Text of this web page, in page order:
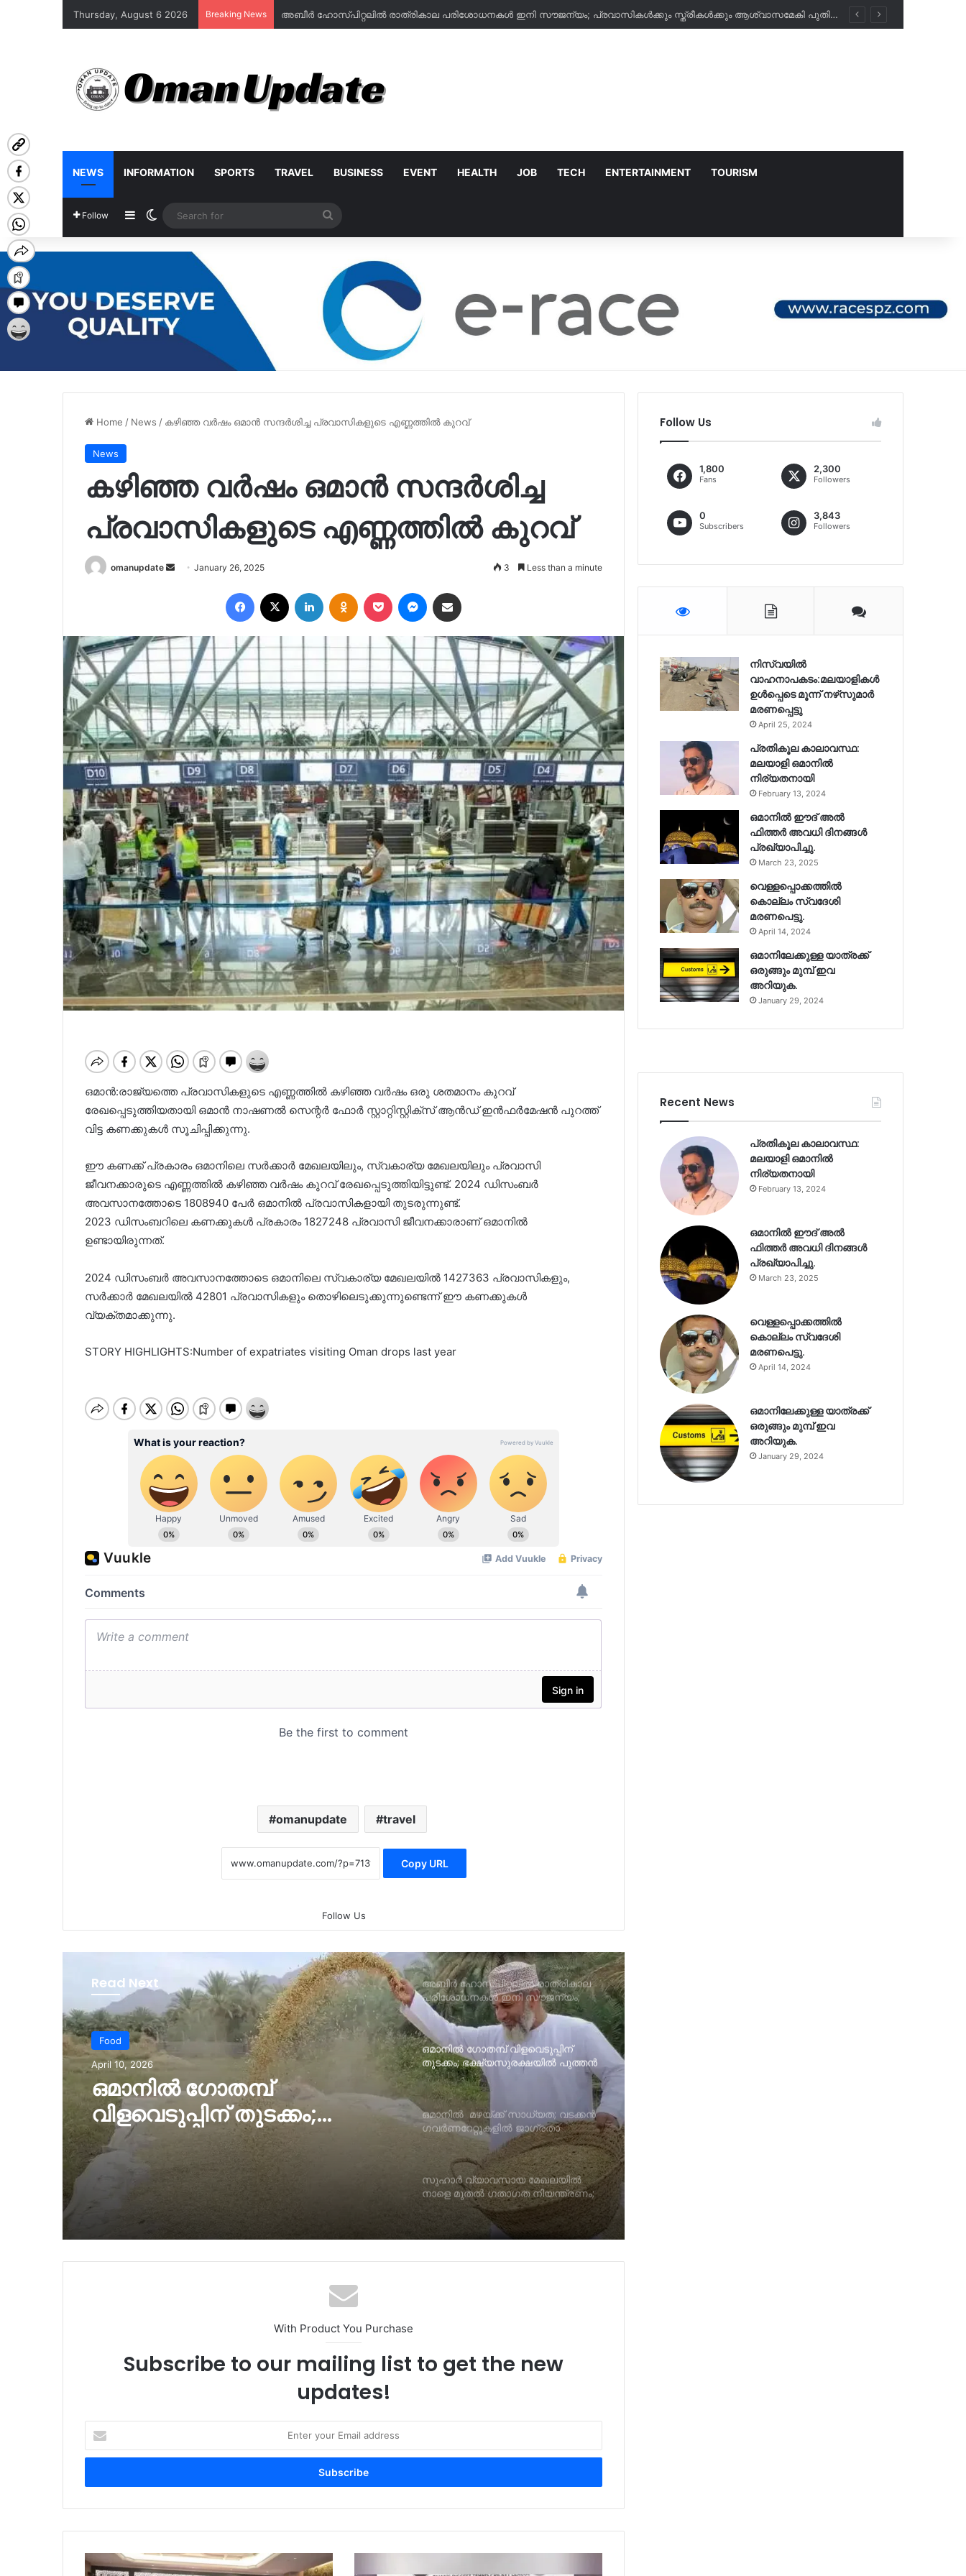
Thursday, August 6 2026 Breaking News അബീർ ഹോസ്പിറ്റലിൽ രാത്രികാല പരിശോധനകൾ ഇനി സൗജന്യം; പ്രവാസികൾക്കും സ്ത്രീകൾക്കും ആശ്വാസമേകി പുതിയ പദ്ധതി!
NEWS INFORMATION SPORTS TRAVEL BUSINESS EVENT HEALTH JOB TECH ENTERTAINMENT TOURISM
Follow SidebarSwitch skin
for
Home / News / കഴിഞ്ഞ വര്‍ഷം ഒമാൻ സന്ദര്‍ശിച്ച പ്രവാസികളുടെ എണ്ണത്തില്‍ കുറവ്
News
കഴിഞ്ഞ വര്‍ഷം ഒമാൻ സന്ദര്‍ശിച്ച
പ്രവാസികളുടെ എണ്ണത്തില്‍ കുറവ്
omanupdate
Send January 26, 2025 3 Less than a minute
Facebook LinkedIn Odnoklassniki
Pocket Messenger
ഒമാൻ:രാജ്യത്തെ പ്രവാസികളുടെ എണ്ണത്തില്‍ കഴിഞ്ഞ വർഷം ഒരു ശതമാനം കുറവ്
രേഖപ്പെടുത്തിയതായി ഒമാൻ നാഷണല്‍ സെന്റർ ഫോർ സ്റ്റാറ്റിസ്റ്റിക്സ് ആൻഡ് ഇൻഫർമേഷൻ പുറത്ത്
വിട്ട കണക്കുകള്‍ സൂചിപ്പിക്കുന്നു.
ഈ കണക്ക് പ്രകാരം ഒമാനിലെ സർക്കാർ മേഖലയിലും, സ്വകാര്യ മേഖലയിലും പ്രവാസി
ജീവനക്കാരുടെ എണ്ണത്തില്‍ കഴിഞ്ഞ വർഷം കുറവ് രേഖപ്പെടുത്തിയിട്ടുണ്ട്. 2024 ഡിസംബർ
അവസാനത്തോടെ 1808940 പേർ ഒമാനില്‍ പ്രവാസികളായി തുടരുന്നുണ്ട്.
2023 ഡിസംബറിലെ കണക്കുകള്‍ പ്രകാരം 1827248 പ്രവാസി ജീവനക്കാരാണ് ഒമാനില്‍
ഉണ്ടായിരുന്നത്.
2024 ഡിസംബർ അവസാനത്തോടെ ഒമാനിലെ സ്വകാര്യ മേഖലയില്‍ 1427363 പ്രവാസികളും,
സർക്കാർ മേഖലയില്‍ 42801 പ്രവാസികളും തൊഴിലെടുക്കുന്നുണ്ടെന്ന് ഈ കണക്കുകള്‍
വ്യക്തമാക്കുന്നു.
STORY HIGHLIGHTS:Number of expatriates visiting Oman drops last year
omanupdate travel
Copy URL
Follow Us
Read Next
Food
April 10, 2026
ഒമാനില്‍ ഗോതമ്പ്
വിളവെടുപ്പിന് തുടക്കം;
ഭക്ഷ്യസുരക്ഷയില്‍ പുത്തൻ
പ്രതീക്ഷയുമായി മുദൈബി
നേരെയുണ്ടായ ആക്രമണം; ഒമാന്‍
ഒരു സ്വകാര്യ കമ്ബനിയുടെ
തൊഴിലാളി ക്യാമ്ബിലുണ്ടായ
സംഘർഷത്തില്‍ നിരവധി പ്രവാസി
പരിശോധിക്കാന്‍ ദേശീയ തലത്തില്‍
അബീർ ഹോസ്പിറ്റലിൽ രാത്രികാല
പരിശോധനകൾ ഇനി സൗജന്യം;
പ്രവാസികൾക്കും സ്ത്രീകൾക്കും
ആശ്വാസമേകി പുതിയ പദ്ധതി!
ഒമാനില്‍ ഗോതമ്പ് വിളവെടുപ്പിന്
തുടക്കം; ഭക്ഷ്യസുരക്ഷയില്‍ പുത്തൻ
പ്രതീക്ഷയുമായി മുദൈബി
ഒമാനില്‍ മഴയ്ക്ക് സാധ്യത; വടക്കൻ
ഗവര്‍ണറേറ്റുകളില്‍ ജാഗ്രതാ
നിര്‍ദ്ദേശം
സുഹാര്‍ വ്യാവസായ മേഖലയില്‍
നാളെ മുതല്‍ ഗതാഗത നിയന്ത്രണം;
റോഡ് അറ്റകുറ്റപ്പണി ഏപ്രില്‍ 27
വരെ
ഏറ്റെടുത്തത് വ്യോമയാന
ഒടിപി പങ്കിടരുത്, ലിങ്കുകളില്‍ ക്ലിക്ക്
ഒമാൻ പൊലീസ്
യുഎഇയില്‍ അനുഭവപ്പെട്ടു, 2.9
ഒരു സ്വകാര്യ കമ്ബനിയുടെ
സംഘർഷത്തില്‍ നിരവധി പ്രവാസി
വായു ഗുണനിലവാരം
With Product You Purchase
Subscribe to our mailing list to get the new
updates!
your
Email
Follow Us
1,800
Fans
2,300
Followers
0
Subscribers
3,843
Followers
നിസ്‌വയിൽ
വാഹനാപകടം:മലയാളികള്‍
ഉള്‍പ്പെടെ മൂന്ന് നഴ്‌സുമാര്‍
മരണപ്പെട്ടു
April 25, 2024
പ്രതികൂല കാലാവസ്ഥ:
മലയാളി ഒമാനിൽ
നിര്യതനായി
February 13, 2024
ഒമാനിൽ ഈദ് അൽ
ഫിത്തർ അവധി ദിനങ്ങൾ
പ്രഖ്യാപിച്ചു.
March 23, 2025
വെള്ളപ്പൊക്കത്തിൽ
കൊല്ലം സ്വദേശി
മരണപെട്ടു.
April 14, 2024
ഒമാനിലേക്കുള്ള യാത്രക്ക്
ഒരുങ്ങും മുമ്പ് ഇവ
അറിയുക.
January 29, 2024
Recent News
പ്രതികൂല കാലാവസ്ഥ:
മലയാളി ഒമാനിൽ
നിര്യതനായി
February 13, 2024
ഒമാനിൽ ഈദ് അൽ
ഫിത്തർ അവധി ദിനങ്ങൾ
പ്രഖ്യാപിച്ചു.
March 23, 2025
വെള്ളപ്പൊക്കത്തിൽ
കൊല്ലം സ്വദേശി
മരണപെട്ടു.
April 14, 2024
ഒമാനിലേക്കുള്ള യാത്രക്ക്
ഒരുങ്ങും മുമ്പ് ഇവ
അറിയുക.
January 29, 2024